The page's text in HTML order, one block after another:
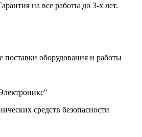
на все работы до 3-х лет.
оборудования и работы
средств безопасности